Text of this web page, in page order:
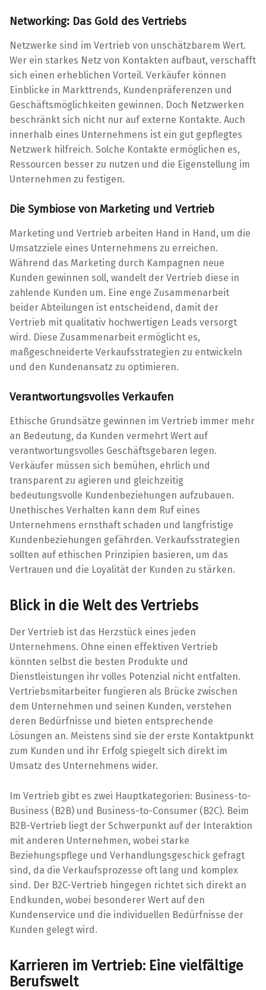
Networking: Das Gold des Vertriebs
Netzwerke sind im Vertrieb von unschätzbarem Wert.
Wer ein starkes Netz von Kontakten aufbaut, verschafft
sich einen erheblichen Vorteil. Verkäufer können
Einblicke in Markttrends, Kundenpräferenzen und
Geschäftsmöglichkeiten gewinnen. Doch Netzwerken
beschränkt sich nicht nur auf externe Kontakte. Auch
innerhalb eines Unternehmens ist ein gut gepflegtes
Netzwerk hilfreich. Solche Kontakte ermöglichen es,
Ressourcen besser zu nutzen und die Eigenstellung im
Unternehmen zu festigen.
Die Symbiose von Marketing und Vertrieb
Marketing und Vertrieb arbeiten Hand in Hand, um die
Umsatzziele eines Unternehmens zu erreichen.
Während das Marketing durch Kampagnen neue
Kunden gewinnen soll, wandelt der Vertrieb diese in
zahlende Kunden um. Eine enge Zusammenarbeit
beider Abteilungen ist entscheidend, damit der
Vertrieb mit qualitativ hochwertigen Leads versorgt
wird. Diese Zusammenarbeit ermöglicht es,
maßgeschneiderte Verkaufsstrategien zu entwickeln
und den Kundenansatz zu optimieren.
Verantwortungsvolles Verkaufen
Ethische Grundsätze gewinnen im Vertrieb immer mehr
an Bedeutung, da Kunden vermehrt Wert auf
verantwortungsvolles Geschäftsgebaren legen.
Verkäufer müssen sich bemühen, ehrlich und
transparent zu agieren und gleichzeitig
bedeutungsvolle Kundenbeziehungen aufzubauen.
Unethisches Verhalten kann dem Ruf eines
Unternehmens ernsthaft schaden und langfristige
Kundenbeziehungen gefährden. Verkaufsstrategien
sollten auf ethischen Prinzipien basieren, um das
Vertrauen und die Loyalität der Kunden zu stärken.
Blick in die Welt des Vertriebs
Der Vertrieb ist das Herzstück eines jeden
Unternehmens. Ohne einen effektiven Vertrieb
könnten selbst die besten Produkte und
Dienstleistungen ihr volles Potenzial nicht entfalten.
Vertriebsmitarbeiter fungieren als Brücke zwischen
dem Unternehmen und seinen Kunden, verstehen
deren Bedürfnisse und bieten entsprechende
Lösungen an. Meistens sind sie der erste Kontaktpunkt
zum Kunden und ihr Erfolg spiegelt sich direkt im
Umsatz des Unternehmens wider.
Im Vertrieb gibt es zwei Hauptkategorien: Business-to-
Business (B2B) und Business-to-Consumer (B2C). Beim
B2B-Vertrieb liegt der Schwerpunkt auf der Interaktion
mit anderen Unternehmen, wobei starke
Beziehungspflege und Verhandlungsgeschick gefragt
sind, da die Verkaufsprozesse oft lang und komplex
sind. Der B2C-Vertrieb hingegen richtet sich direkt an
Endkunden, wobei besonderer Wert auf den
Kundenservice und die individuellen Bedürfnisse der
Kunden gelegt wird.
Karrieren im Vertrieb: Eine vielfältige
Berufswelt